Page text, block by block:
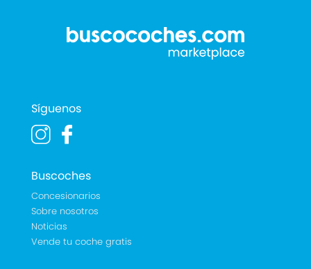
Síguenos
Buscoches
Concesionarios
Sobre nosotros
Noticias
Vende tu coche gratis